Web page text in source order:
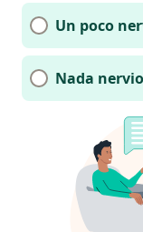
Un poco
Nada